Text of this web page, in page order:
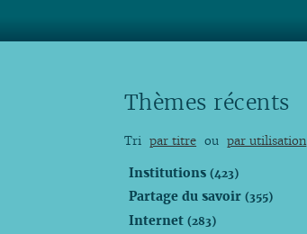
Thèmes récents
Tri par titre ou par utilisation
Institutions(423)
Partage du savoir(355)
Internet(283)